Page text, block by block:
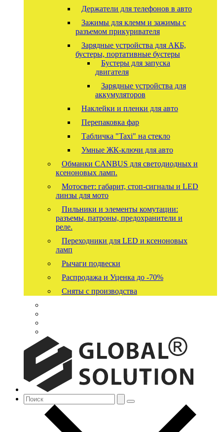
Держатели для телефонов в авто
Зажимы для клемм и зажимы с
разъемом прикуривателя
Зарядные устройства для АКБ,
бустеры, портативные бустеры
Бустеры для запуска
двигателя
Зарядные устройства для
аккумуляторов
Наклейки и пленки для авто
Перепаковка фар
Табличка "Taxi" на стекло
Умные ЖК-ключи для авто
Обманки CANBUS для светодиодных и
ксеноновых ламп.
Мотосвет: габарит, стоп-сигналы и LED
линзы для мото
Пильники и элементы комутации:
разъемы, патроны, предохранители и
реле.
Переходники для LED и ксеноновых
ламп
Рычаги подвески
Распродажа и Уценка до -70%
Сняты с производства